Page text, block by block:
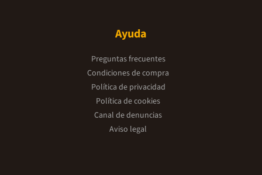
Ayuda
Preguntas frecuentes
Condiciones de compra
Política de privacidad
Política de cookies
Canal de denuncias
Aviso legal